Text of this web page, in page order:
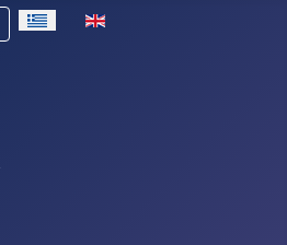
Επιλέξτε τη γλώσσα σας